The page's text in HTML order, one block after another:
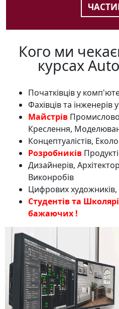
Кого ми
курсах
Початківців у
Фахівців та інженерів
Майстрів
Креслення,
Концептуалістів,
Розробників
Дизайнерів,
Виконробів
Цифрових художників,
Студентів та
бажаючих !